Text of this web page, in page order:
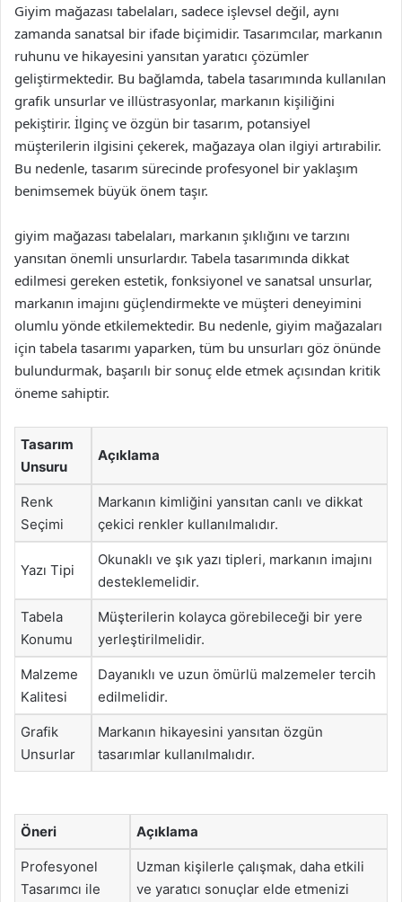
Giyim mağazası tabelaları, sadece işlevsel değil, aynı
zamanda sanatsal bir ifade biçimidir. Tasarımcılar, markanın
ruhunu ve hikayesini yansıtan yaratıcı çözümler
geliştirmektedir. Bu bağlamda, tabela tasarımında kullanılan
grafik unsurlar ve illüstrasyonlar, markanın kişiliğini
pekiştirir. İlginç ve özgün bir tasarım, potansiyel
müşterilerin ilgisini çekerek, mağazaya olan ilgiyi artırabilir.
Bu nedenle, tasarım sürecinde profesyonel bir yaklaşım
benimsemek büyük önem taşır.
giyim mağazası tabelaları, markanın şıklığını ve tarzını
yansıtan önemli unsurlardır. Tabela tasarımında dikkat
edilmesi gereken estetik, fonksiyonel ve sanatsal unsurlar,
markanın imajını güçlendirmekte ve müşteri deneyimini
olumlu yönde etkilemektedir. Bu nedenle, giyim mağazaları
için tabela tasarımı yaparken, tüm bu unsurları göz önünde
bulundurmak, başarılı bir sonuç elde etmek açısından kritik
öneme sahiptir.
Tasarım
Unsuru
Açıklama
Renk
Seçimi
Markanın kimliğini yansıtan canlı ve dikkat
çekici renkler kullanılmalıdır.
Yazı Tipi
Okunaklı ve şık yazı tipleri, markanın imajını
desteklemelidir.
Tabela
Konumu
Müşterilerin kolayca görebileceği bir yere
yerleştirilmelidir.
Malzeme
Kalitesi
Dayanıklı ve uzun ömürlü malzemeler tercih
edilmelidir.
Grafik
Unsurlar
Markanın hikayesini yansıtan özgün
tasarımlar kullanılmalıdır.
Öneri Açıklama
Profesyonel
Tasarımcı ile
Uzman kişilerle çalışmak, daha etkili
ve yaratıcı sonuçlar elde etmenizi